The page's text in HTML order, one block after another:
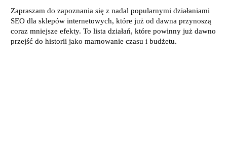
Zapraszam do zapoznania się z nadal popularnymi działaniami
SEO dla sklepów internetowych, które już od dawna przynoszą
coraz mniejsze efekty. To lista działań, które powinny już dawno
przejść do historii jako marnowanie czasu i budżetu.